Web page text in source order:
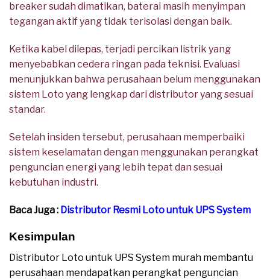
breaker sudah dimatikan, baterai masih menyimpan
tegangan aktif yang tidak terisolasi dengan baik.
Ketika kabel dilepas, terjadi percikan listrik yang
menyebabkan cedera ringan pada teknisi. Evaluasi
menunjukkan bahwa perusahaan belum menggunakan
sistem Loto yang lengkap dari distributor yang sesuai
standar.
Setelah insiden tersebut, perusahaan memperbaiki
sistem keselamatan dengan menggunakan perangkat
penguncian energi yang lebih tepat dan sesuai
kebutuhan industri.
Baca Juga : Distributor Resmi Loto untuk UPS System
Kesimpulan
Distributor Loto untuk UPS System murah membantu
perusahaan mendapatkan perangkat penguncian